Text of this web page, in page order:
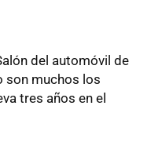
del automóvil de
son muchos los
tres años en el